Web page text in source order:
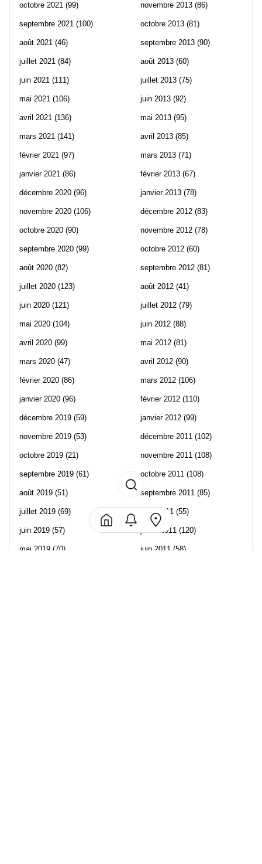
octobre 2021 (99)
septembre 2021 (100)
août 2021 (46)
juillet 2021 (84)
juin 2021 (111)
mai 2021 (106)
avril 2021 (136)
mars 2021 (141)
février 2021 (97)
janvier 2021 (86)
décembre 2020 (96)
novembre 2020 (106)
octobre 2020 (90)
septembre 2020 (99)
août 2020 (82)
juillet 2020 (123)
juin 2020 (121)
mai 2020 (104)
avril 2020 (99)
mars 2020 (47)
février 2020 (86)
janvier 2020 (96)
décembre 2019 (59)
novembre 2019 (53)
octobre 2019 (21)
septembre 2019 (61)
août 2019 (51)
juillet 2019 (69)
juin 2019 (57)
mai 2019 (70)
novembre 2013 (86)
octobre 2013 (81)
septembre 2013 (90)
août 2013 (60)
juillet 2013 (75)
juin 2013 (92)
mai 2013 (95)
avril 2013 (85)
mars 2013 (71)
février 2013 (67)
janvier 2013 (78)
décembre 2012 (83)
novembre 2012 (78)
octobre 2012 (60)
septembre 2012 (81)
août 2012 (41)
juillet 2012 (79)
juin 2012 (88)
mai 2012 (81)
avril 2012 (90)
mars 2012 (106)
février 2012 (110)
janvier 2012 (99)
décembre 2011 (102)
novembre 2011 (108)
octobre 2011 (108)
septembre 2011 (85)
août 2011 (55)
juillet 2011 (120)
juin 2011 (58)